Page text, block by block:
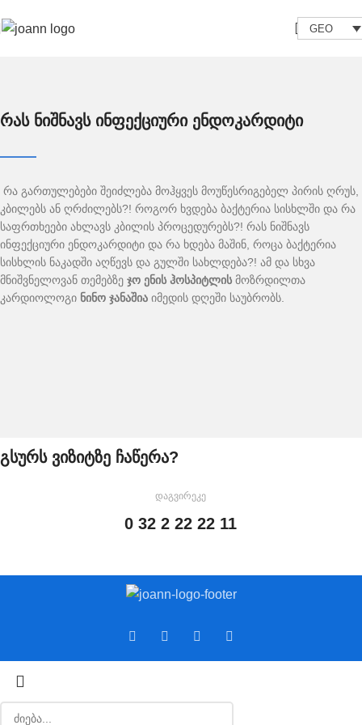
GEO
რას ნიშნავს ინფექციური ენდოკარდიტი
რა გართულებები შეიძლება მოჰყვეს მოუწესრიგებელ პირის ღრუს,
კბილებს ან ღრძილებს?! როგორ ხვდება ბაქტერია სისხლში და რა
საფრთხეები ახლავს კბილის პროცედურებს?! რას ნიშნავს
ინფექციური ენდოკარდიტი და რა ხდება მაშინ, როცა ბაქტერია
სისხლის ნაკადში აღწევს და გულში სახლდება?! ამ და სხვა
მნიშვნელოვან თემებზე ჯო ენის ჰოსპიტლის მოზრდილთა
კარდიოლოგი ნინო ჯანაშია იმედის დღეში საუბრობს.
გსურს ვიზიტზე ჩაწერა?
დაგვირეკე
0 32 2 22 22 11